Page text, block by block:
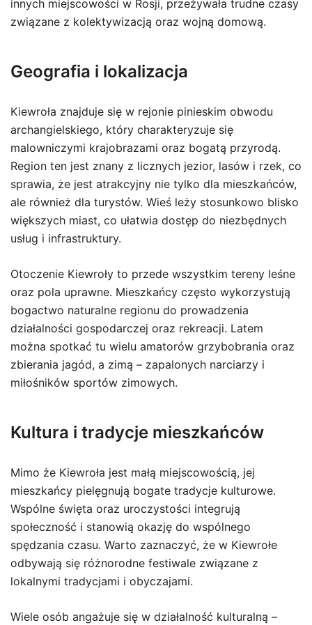
innych miejscowości w Rosji, przeżywała trudne czasy
związane z kolektywizacją oraz wojną domową.
Geografia i lokalizacja
Kiewroła znajduje się w rejonie pinieskim obwodu
archangielskiego, który charakteryzuje się
malowniczymi krajobrazami oraz bogatą przyrodą.
Region ten jest znany z licznych jezior, lasów i rzek, co
sprawia, że jest atrakcyjny nie tylko dla mieszkańców,
ale również dla turystów. Wieś leży stosunkowo blisko
większych miast, co ułatwia dostęp do niezbędnych
usług i infrastruktury.
Otoczenie Kiewroły to przede wszystkim tereny leśne
oraz pola uprawne. Mieszkańcy często wykorzystują
bogactwo naturalne regionu do prowadzenia
działalności gospodarczej oraz rekreacji. Latem
można spotkać tu wielu amatorów grzybobrania oraz
zbierania jagód, a zimą – zapalonych narciarzy i
miłośników sportów zimowych.
Kultura i tradycje mieszkańców
Mimo że Kiewroła jest małą miejscowością, jej
mieszkańcy pielęgnują bogate tradycje kulturowe.
Wspólne święta oraz uroczystości integrują
społeczność i stanowią okazję do wspólnego
spędzania czasu. Warto zaznaczyć, że w Kiewrołe
odbywają się różnorodne festiwale związane z
lokalnymi tradycjami i obyczajami.
Wiele osób angażuje się w działalność kulturalną –